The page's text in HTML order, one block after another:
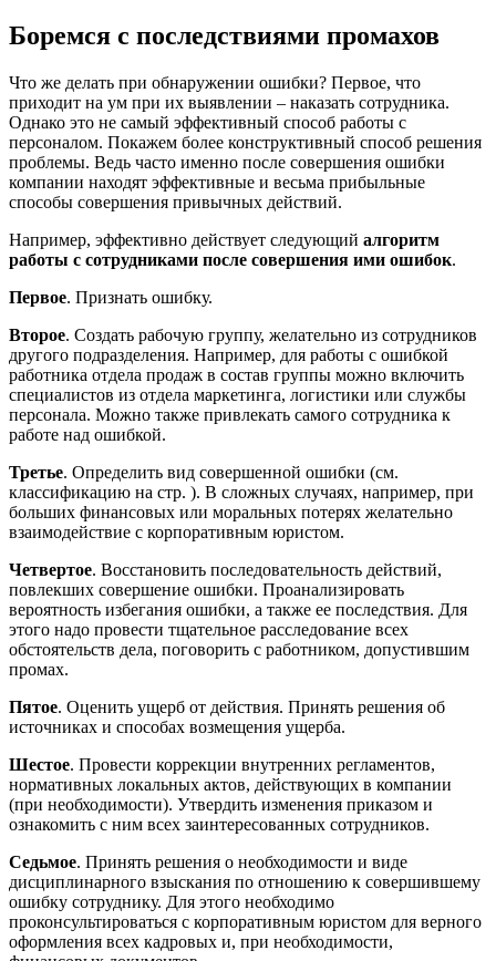
Боремся с последствиями промахов
Что же делать при обнаружении ошибки? Первое, что
приходит на ум при их выявлении – наказать сотрудника.
Однако это не самый эффективный способ работы с
персоналом. Покажем более конструктивный способ решения
проблемы. Ведь часто именно после совершения ошибки
компании находят эффективные и весьма прибыльные
способы совершения привычных действий.
Например, эффективно действует следующий алгоритм
работы с сотрудниками после совершения ими ошибок.
Первое. Признать ошибку.
Второе. Создать рабочую группу, желательно из сотрудников
другого подразделения. Например, для работы с ошибкой
работника отдела продаж в состав группы можно включить
специалистов из отдела маркетинга, логистики или службы
персонала. Можно также привлекать самого сотрудника к
работе над ошибкой.
Третье. Определить вид совершенной ошибки (см.
классификацию на стр. ). В сложных случаях, например, при
больших финансовых или моральных потерях желательно
взаимодействие с корпоративным юристом.
Четвертое. Восстановить последовательность действий,
повлекших совершение ошибки. Проанализировать
вероятность избегания ошибки, а также ее последствия. Для
этого надо провести тщательное расследование всех
обстоятельств дела, поговорить с работником, допустившим
промах.
Пятое. Оценить ущерб от действия. Принять решения об
источниках и способах возмещения ущерба.
Шестое. Провести коррекции внутренних регламентов,
нормативных локальных актов, действующих в компании
(при необходимости). Утвердить изменения приказом и
ознакомить с ним всех заинтересованных сотрудников.
Седьмое. Принять решения о необходимости и виде
дисциплинарного взыскания по отношению к совершившему
ошибку сотруднику. Для этого необходимо
проконсультироваться с корпоративным юристом для верного
оформления всех кадровых и, при необходимости,